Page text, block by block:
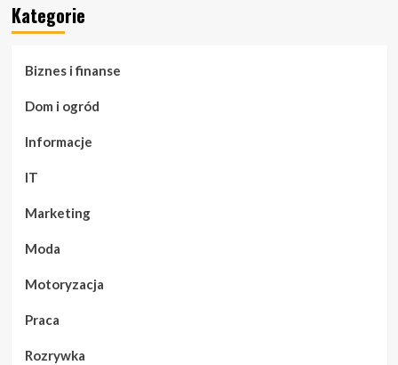
Kategorie
Biznes i finanse
Dom i ogród
Informacje
IT
Marketing
Moda
Motoryzacja
Praca
Rozrywka